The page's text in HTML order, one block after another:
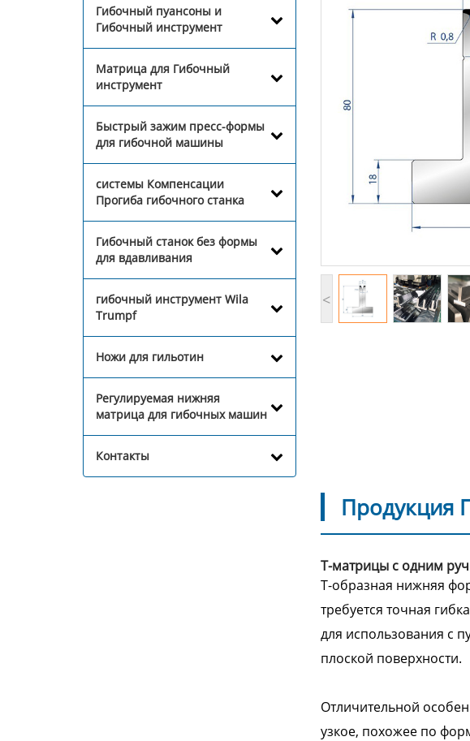
Гибочный пуансоны и
Гибочный инструмент
Матрица для Гибочный
инструмент
Быстрый зажим пресс-формы
для гибочной машины
системы Компенсации
Прогиба гибочного станка
Гибочный станок без формы
для вдавливания
гибочный инструмент Wila
Trumpf
Ножи для гильотин
Регулируемая нижняя
матрица для гибочных машин
Контакты
<
Продукция
Т-матрицы с одним
Т-образная нижняя
требуется точная
для использования с
плоской поверхности.
Отличительной
узкое, похожее по